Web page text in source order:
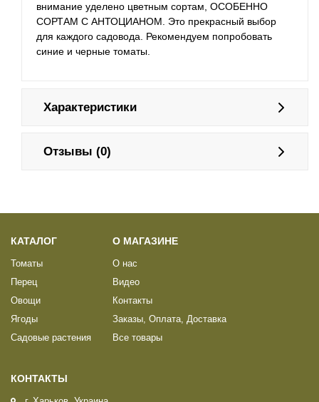
внимание уделено цветным сортам, ОСОБЕННО
СОРТАМ С АНТОЦИАНОМ. Это прекрасный выбор
для каждого садовода. Рекомендуем попробовать
синие и черные томаты.
Характеристики
Отзывы (0)
КАТАЛОГ
Томаты
Перец
Овощи
Ягоды
Садовые растения
О МАГАЗИНЕ
О нас
Видео
Контакты
Заказы, Оплата, Доставка
Все товары
КОНТАКТЫ